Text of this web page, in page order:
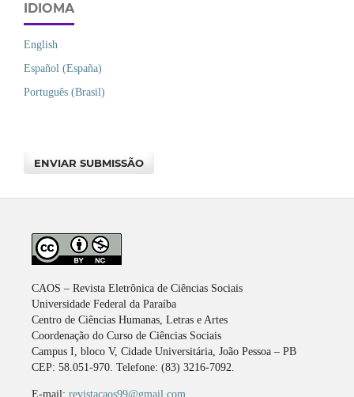
IDIOMA
English
Español (España)
Português (Brasil)
ENVIAR SUBMISSÃO
CAOS – Revista Eletrônica de Ciências Sociais
Universidade Federal da Paraíba
Centro de Ciências Humanas, Letras e Artes
Coordenação do Curso de Ciências Sociais
Campus I, bloco V, Cidade Universitária, João Pessoa – PB
CEP: 58.051-970. Telefone: (83) 3216-7092.
E-mail: revistacaos99@gmail.com